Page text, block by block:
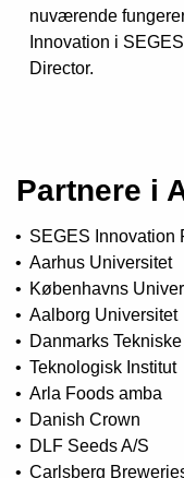
nuværende
Innovation i
Director.
Partnere i
SEGES Innovation
Aarhus Universitet
Københavns
Aalborg Universitet
Danmarks
Teknologisk Institut
Arla Foods amba
Danish Crown
DLF Seeds A/S
Carlsberg